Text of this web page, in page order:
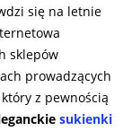
się na letnie
sklepów
prowadzących
z pewnością
sukienki